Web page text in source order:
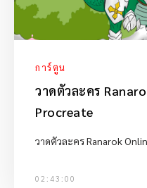
การ์ตูน
วาดตัวละคร
Procreate
วาดตัวละคร Ranarok
02:43:00